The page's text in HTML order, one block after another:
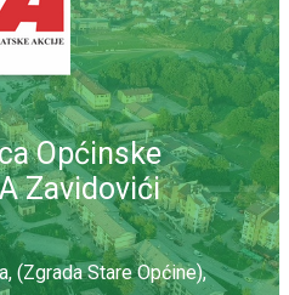
Općinske
Zavidovići
(Zgrada Stare Općine),